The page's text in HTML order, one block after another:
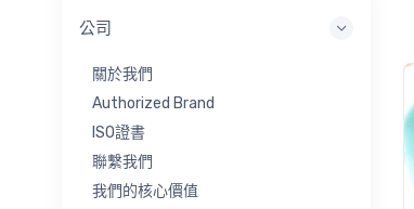
公司
關於我們
Authorized Brand
ISO證書
聯繫我們
我們的核心價值